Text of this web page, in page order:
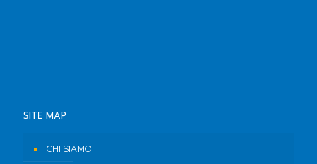
SITE MAP
CHI SIAMO